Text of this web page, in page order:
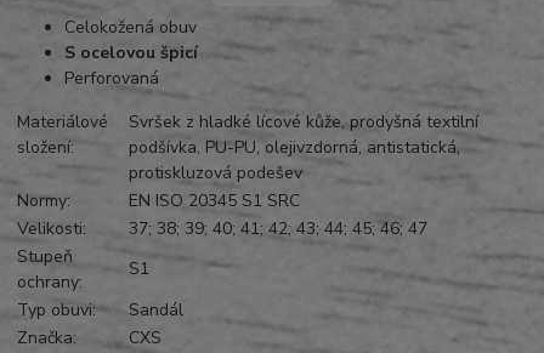
Celokožená obuv
S ocelovou špicí
Perforovaná
Materiálové
složení:
Svršek z hladké lícové kůže, prodyšná textilní
podšívka, PU-PU, olejivzdorná, antistatická,
protiskluzová podešev
Normy:
EN ISO 20345 S1 SRC
Velikosti:
37; 38; 39; 40; 41; 42; 43; 44; 45; 46; 47
Stupeň
ochrany:
S1
Typ obuvi:
Sandál
Značka:
CXS